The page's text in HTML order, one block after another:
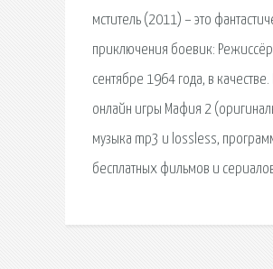
мститель (2011) – это
приключения боевик:
сентябре 1964 года, в
онлайн игры Мафия 2
музыка mp3 и lossless,
бесплатных фильмов и